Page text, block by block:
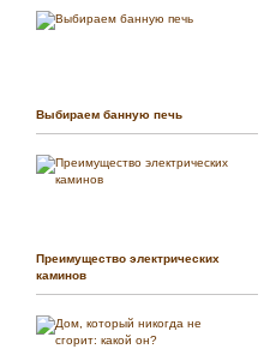
Выбираем банную печь
Преимущество электрических
каминов